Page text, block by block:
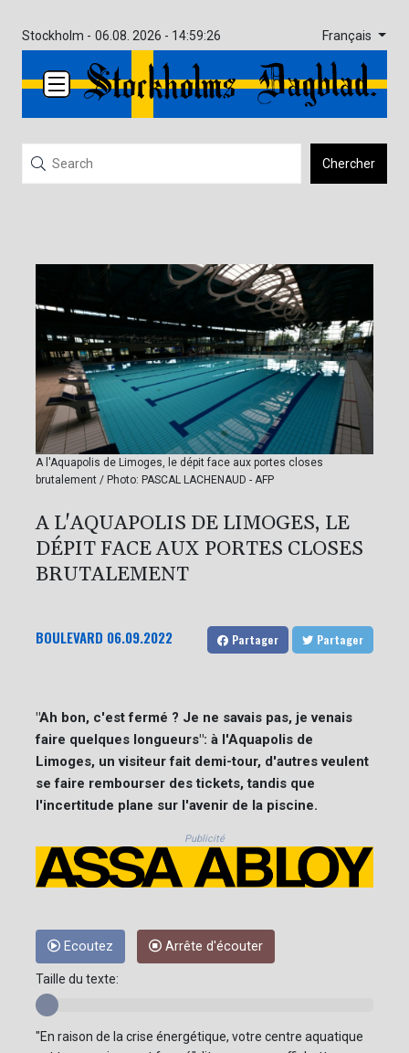
Stockholm - 06.08. 2026 - 14:59:26 Français
Chercher
A l'Aquapolis de Limoges, le dépit face aux portes closes
brutalement / Photo: PASCAL LACHENAUD - AFP
A L'AQUAPOLIS DE LIMOGES, LE
DÉPIT FACE AUX PORTES CLOSES
BRUTALEMENT
BOULEVARD 06.09.2022 Partager Partager
"Ah bon, c'est fermé ? Je ne savais pas, je venais
faire quelques longueurs": à l'Aquapolis de
Limoges, un visiteur fait demi-tour, d'autres veulent
se faire rembourser des tickets, tandis que
l'incertitude plane sur l'avenir de la piscine.
Publicité
Ecoutez Arrête d'écouter
Taille du texte:
"En raison de la crise énergétique, votre centre aquatique